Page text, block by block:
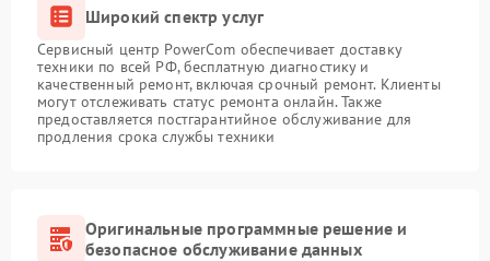
Широкий спектр услуг
Сервисный центр PowerCom обеспечивает доставку
техники по всей РФ, бесплатную диагностику и
качественный ремонт, включая срочный ремонт. Клиенты
могут отслеживать статус ремонта онлайн. Также
предоставляется постгарантийное обслуживание для
продления срока службы техники
Оригинальные программные решение и
безопасное обслуживание данных